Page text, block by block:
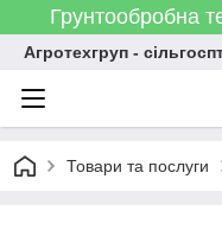
Грунтообробна
Агротехгруп -
Товари та послуги